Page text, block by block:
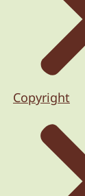
Copyright